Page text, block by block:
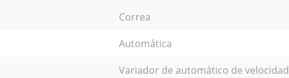
Correa
Automática
Variador de automático de velocidad